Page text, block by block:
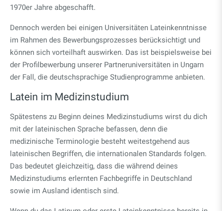
1970er Jahre abgeschafft.
Dennoch werden bei einigen Universitäten Lateinkenntnisse
im Rahmen des Bewerbungsprozesses berücksichtigt und
können sich vorteilhaft auswirken. Das ist beispielsweise bei
der Profilbewerbung unserer Partneruniversitäten in Ungarn
der Fall, die deutschsprachige Studienprogramme anbieten.
Latein im Medizinstudium
Spätestens zu Beginn deines Medizinstudiums wirst du dich
mit der lateinischen Sprache befassen, denn die
medizinische Terminologie besteht weitestgehend aus
lateinischen Begriffen, die internationalen Standards folgen.
Das bedeutet gleichzeitig, dass die während deines
Medizinstudiums erlernten Fachbegriffe in Deutschland
sowie im Ausland identisch sind.